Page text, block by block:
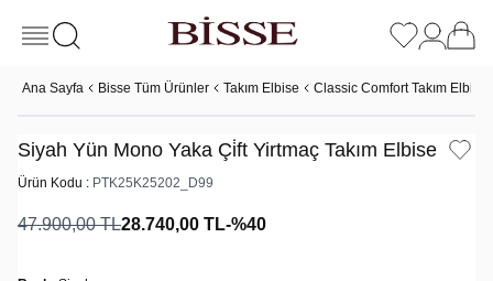
Ana Sayfa Bisse Tüm Ürünler Takım Elbise Classic Comfort Takım Elbise
Siyah Yün Mono Yaka Çi̇ft Yirtmaç Takım Elbise
Ürün Kodu : PTK25K25202_D99
47.900,00TL28.740,00 TL-%40